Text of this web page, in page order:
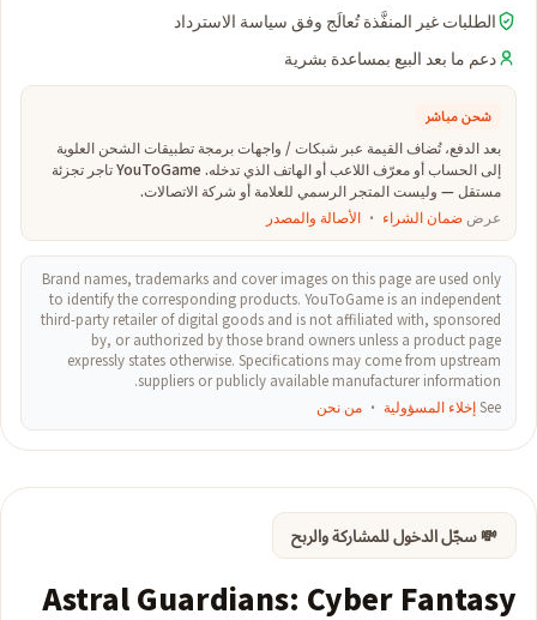
الطلبات غير المنفَّذة تُعالَج وفق سياسة الاسترداد
دعم ما بعد البيع بمساعدة بشرية
شحن مباشر
بعد الدفع، تُضاف القيمة عبر شبكات / واجهات برمجة تطبيقات الشحن العلوية
إلى الحساب أو معرّف اللاعب أو الهاتف الذي تدخله. YouToGame تاجر تجزئة
مستقل — وليست المتجر الرسمي للعلامة أو شركة الاتصالات.
عرض ضمان الشراء · الأصالة والمصدر
Brand names, trademarks and cover images on this page are used only
to identify the corresponding products. YouToGame is an independent
third-party retailer of digital goods and is not affiliated with, sponsored
by, or authorized by those brand owners unless a product page
expressly states otherwise. Specifications may come from upstream
suppliers or publicly available manufacturer information.
Seeإخلاء المسؤولية · من نحن
💸 سجّل الدخول للمشاركة والربح
Astral Guardians: Cyber Fantasy